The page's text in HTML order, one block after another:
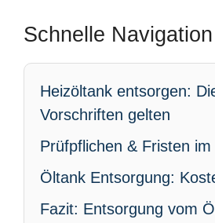
Schnelle Navigation
Heizöltank entsorgen:
Vorschriften gelten
Prüfpflichen & Fristen
Öltank Entsorgung:
Fazit: Entsorgung vom